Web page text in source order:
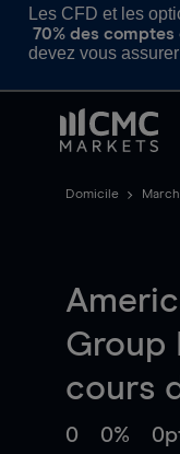
Les CFD et les
70% des comptes
devez vous
Domicile
Group
cours
0 0%